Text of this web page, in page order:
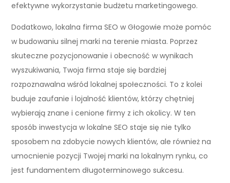
efektywne wykorzystanie budżetu marketingowego.
Dodatkowo, lokalna firma SEO w Głogowie może pomóc
w budowaniu silnej marki na terenie miasta. Poprzez
skuteczne pozycjonowanie i obecność w wynikach
wyszukiwania, Twoja firma staje się bardziej
rozpoznawalna wśród lokalnej społeczności. To z kolei
buduje zaufanie i lojalność klientów, którzy chętniej
wybierają znane i cenione firmy z ich okolicy. W ten
sposób inwestycja w lokalne SEO staje się nie tylko
sposobem na zdobycie nowych klientów, ale również na
umocnienie pozycji Twojej marki na lokalnym rynku, co
jest fundamentem długoterminowego sukcesu.